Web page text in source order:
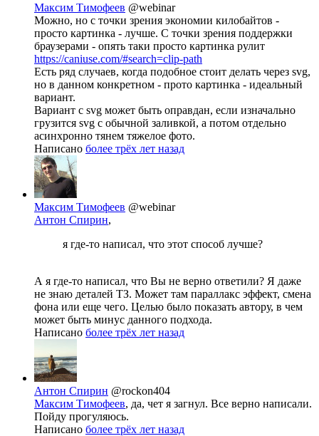
Максим Тимофеев @webinar
Можно, но с точки зрения экономии килобайтов -
просто картинка - лучше. С точки зрения поддержки
браузерами - опять таки просто картинка рулит
https://caniuse.com/#search=clip-path
Есть ряд случаев, когда подобное стоит делать через svg,
но в данном конкретном - прото картинка - идеальный
вариант.
Вариант с svg может быть оправдан, если изначально
грузится svg с обычной заливкой, а потом отдельно
асинхронно тянем тяжелое фото.
Написано более трёх лет назад
Максим Тимофеев @webinar
Антон Спирин,
я где-то написал, что этот способ лучше?
А я где-то написал, что Вы не верно ответили? Я даже
не знаю деталей ТЗ. Может там параллакс эффект, смена
фона или еще чего. Целью было показать автору, в чем
может быть минус данного подхода.
Написано более трёх лет назад
Антон Спирин @rockon404
Максим Тимофеев, да, чет я загнул. Все верно написали.
Пойду прогуляюсь.
Написано более трёх лет назад